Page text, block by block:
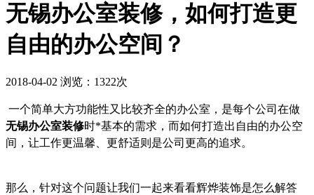
无锡办公室装修，如何打造更
自由的办公空间？
2018-04-02 浏览：1322次
一个简单大方功能性又比较齐全的办公室，是每个公司在做
无锡办公室装修时*基本的需求，而如何打造出自由的办公空
间，让工作更温馨、更舒适则是公司更高的追求。
那么，针对这个问题让我们一起来看看辉烨装饰是怎么解答